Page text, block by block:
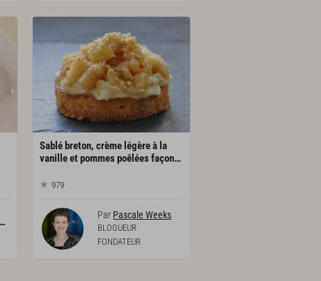
Sablé breton, crème légère à la
vanille et pommes poêlées façon tartelette
979
Par Pascale Weeks
BLOGUEUR
FONDATEUR